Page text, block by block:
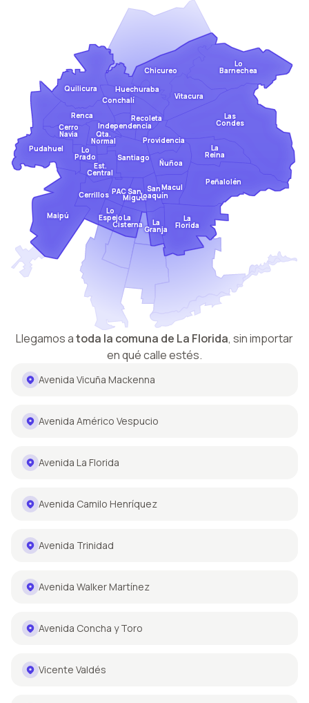
Chicureo
Maipú
Cerrillos
Est.
Central
Pudahuel Lo
Prado
Cerro
Navia
Santiago
Renca
Qta.
Normal
Recoleta
Independencia
Quilicura
Conchalí
La
Cisterna
Lo
Espejo
PACSan
Miguel
La
Granja
San
Joaquín
Providencia
Ñuñoa
La
Reina
Macul
La
Florida
Peñalolén
Las
Condes
Vitacura
Lo
Barnechea
Huechuraba
Llegamos atoda la comuna de La Florida, sin importar
en qué calle estés.
Avenida Vicuña Mackenna
Avenida Américo Vespucio
Avenida La Florida
Avenida Camilo Henríquez
Avenida Trinidad
Avenida Walker Martínez
Avenida Concha y Toro
Vicente Valdés